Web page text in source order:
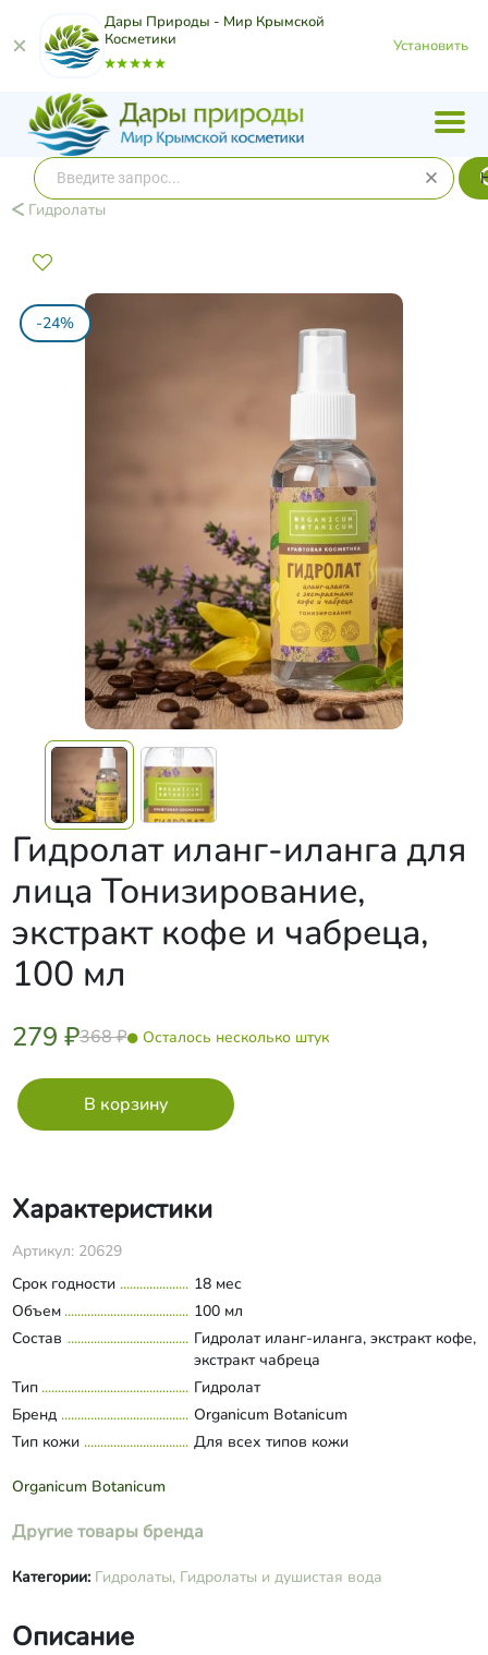
Дары Природы - Мир Крымской
Косметики
Установить
Гидролаты
-24%
Гидролат иланг-иланга ​для
лица Тонизирование,
экстракт кофе и чабреца,
100 мл
279 ₽368 ₽ Осталось несколько штук
Характеристики
Артикул: 20629
Срок годности
18 мес
Объем
100 мл
Состав
Гидролат иланг-иланга, экстракт кофе,
экстракт чабреца​
Тип
Гидролат
Бренд
Organicum Botanicum
Тип кожи
Для всех типов кожи
Organicum Botanicum
Другие товары бренда
Категории: Гидролаты, Гидролаты и душистая вода
Описание